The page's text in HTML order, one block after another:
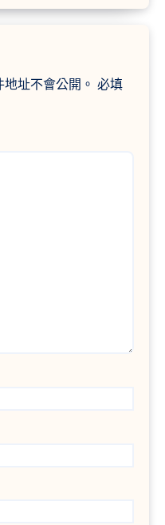
址不會公開。 必填